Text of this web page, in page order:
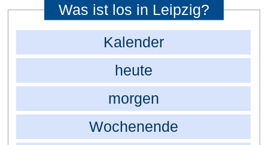
Was ist los in Leipzig?
Kalender
heute
morgen
Wochenende